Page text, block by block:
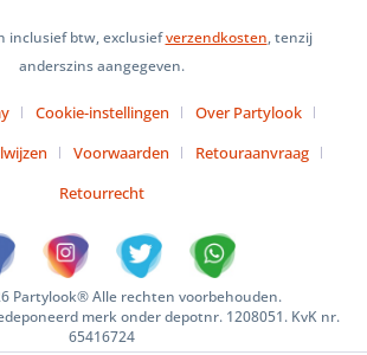
inclusief btw, exclusiefverzendkosten, tenzij
anderszins aangegeven.
Cookie-instellingen
Over Partylook
Voorwaarden
Retouraanvraag
Retourrecht
Partylook® Alle rechten voorbehouden.
merk onder depotnr. 1208051. KvK nr.
65416724